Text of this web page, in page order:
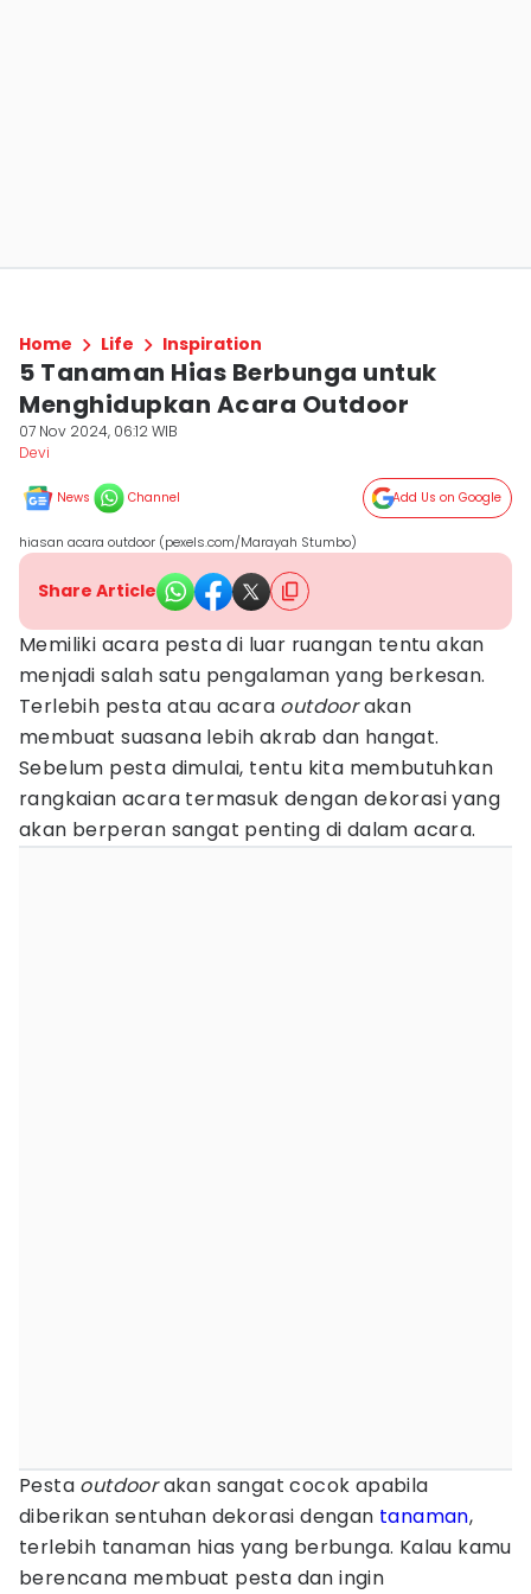
Home Life Inspiration
5 Tanaman Hias Berbunga untuk
Menghidupkan Acara Outdoor
07 Nov 2024, 06:12 WIB
Devi
News Channel Add Us on Google
hiasan acara outdoor (pexels.com/Marayah Stumbo)
Share Article
Memiliki acara pesta di luar ruangan tentu akan
menjadi salah satu pengalaman yang berkesan.
Terlebih pesta atau acara outdoorakan
membuat suasana lebih akrab dan hangat.
Sebelum pesta dimulai, tentu kita membutuhkan
rangkaian acara termasuk dengan dekorasi yang
akan berperan sangat penting di dalam acara.
Pesta outdoorakan sangat cocok apabila
diberikan sentuhan dekorasi dengan tanaman,
terlebih tanaman hias yang berbunga. Kalau kamu
berencana membuat pesta dan ingin